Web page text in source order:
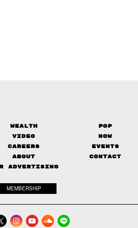
Wealth
Pop
Video
Now
Careers
Events
About
Contact
ADVERTISING
MEMBERSHIP